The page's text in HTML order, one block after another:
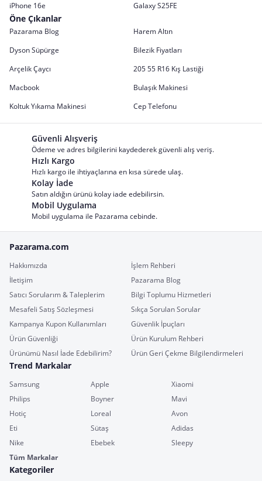
iPhone 16e
Galaxy S25FE
Öne Çıkanlar
Pazarama Blog
Harem Altın
Dyson Süpürge
Bilezik Fiyatları
Arçelik Çaycı
205 55 R16 Kış Lastiği
Macbook
Bulaşık Makinesi
Koltuk Yıkama Makinesi
Cep Telefonu
Güvenli Alışveriş
Ödeme ve adres bilgilerini kaydederek güvenli alış veriş.
Hızlı Kargo
Hızlı kargo ile ihtiyaçlarına en kısa sürede ulaş.
Kolay İade
Satın aldığın ürünü kolay iade edebilirsin.
Mobil Uygulama
Mobil uygulama ile Pazarama cebinde.
Pazarama.com
Hakkımızda
İşlem Rehberi
İletişim
Pazarama Blog
Satıcı Sorularım & Taleplerim
Bilgi Toplumu Hizmetleri
Mesafeli Satış Sözleşmesi
Sıkça Sorulan Sorular
Kampanya Kupon Kullanımları
Güvenlik İpuçları
Ürün Güvenliği
Ürün Kurulum Rehberi
Ürünümü Nasıl İade Edebilirim?
Ürün Geri Çekme Bilgilendirmeleri
Trend Markalar
Samsung Apple
Xiaomi
Philips
Boyner
Mavi
Hotiç
Loreal
Avon
Eti
Sütaş
Adidas
Nike
Ebebek
Sleepy
Tüm Markalar
Kategoriler